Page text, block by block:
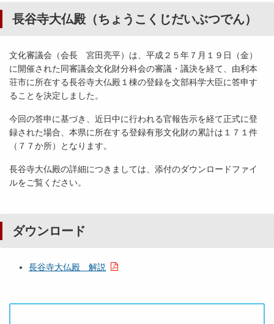
長谷寺大仏殿（ちょうこくじだいぶつでん）
文化審議会（会長 宮田亮平）は、平成２５年７月１９日（金）
に開催された同審議会文化財分科会の審議・議決を経て、由利本
荘市に所在する長谷寺大仏殿１棟の登録を文部科学大臣に答申す
ることを決定しました。
今回の答申に基づき、近日中に行われる官報告示を経て正式に登
録された場合、本県に所在する登録有形文化財の累計は１７１件
（７７か所）となります。
長谷寺大仏殿の詳細につきましては、添付のダウンロードファイ
ルをご覧ください。
ダウンロード
長谷寺大仏殿 解説